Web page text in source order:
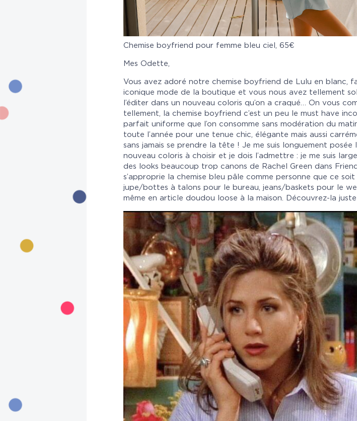
Chemise boyfriend pour femme bleu ciel, 65€
Mes Odette,
Vous avez adoré notre chemise boyfriend de Lulu en blanc ,
iconique mode de la boutique et vous nous avez tellement
l’éditer dans un nouveau coloris qu’on a craqué… On vous
tellement, la chemise boyfriend c’est un peu le must have
parfait uniforme que l’on consomme sans modération du
toute l’année pour une tenue chic, élégante mais aussi
sans jamais se prendre la tête ! Je me suis longuement posée
nouveau coloris à choisir et je dois l’admettre : je me suis
des looks beaucoup trop canons de Rachel Green dans
s’approprie la chemise bleu pâle comme personne que ce soit
jupe/bottes à talons pour le bureau, jeans/baskets pour le
même en article doudou loose à la maison. Découvrez-la juste